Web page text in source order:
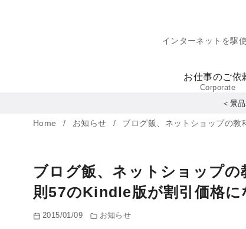
インターネットを駆
お仕事のご依
Corporate
＜景
Home お知らせ ブログ飯、ネットショップの
ブログ飯、ネットショップ
則57のKindle版が割引価格
2015/01/09 お知らせ